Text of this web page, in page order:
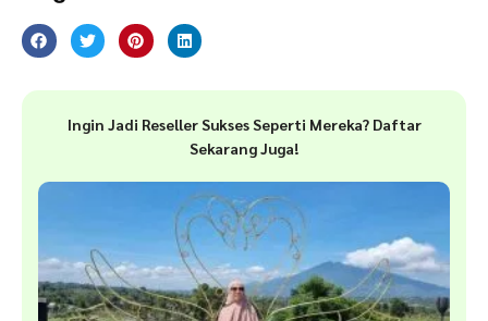
Ingin Jadi Reseller Sukses Seperti Mereka? Daftar
Sekarang Juga!